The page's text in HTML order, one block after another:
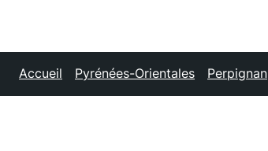
Accueil Pyrénées-Orientales Perpignan